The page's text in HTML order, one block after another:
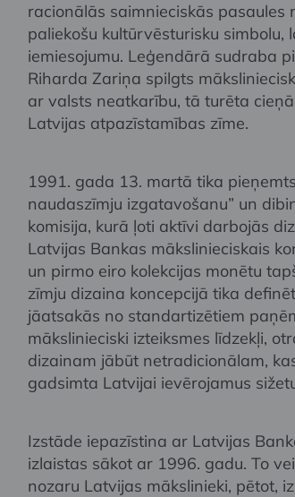
racionālās saimnieciskās
paliekošu kultūrvēsturisku
iemiesojumu. Leģendārā sudraba
Riharda Zariņa spilgts
ar valsts neatkarību, tā turēta
Latvijas atpazīstamības zīme.
1991. gada 13. martā tika
naudaszīmju izgatavošanu” un
komisija, kurā ļoti aktīvi darbojās
Latvijas Bankas mākslinieciskais
un pirmo eiro kolekcijas monētu
zīmju dizaina koncepcijā tika
jāatsakās no standartizētiem
mākslinieciski izteiksmes līdzekļi,
dizainam jābūt netradicionālam,
gadsimta Latvijai ievērojamus
Izstāde iepazīstina ar Latvijas
izlaistas sākot ar 1996. gadu. To
nozaru Latvijas mākslinieki, pētot,